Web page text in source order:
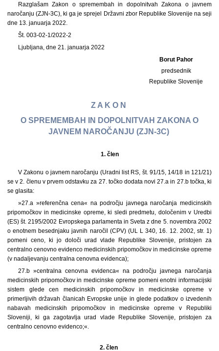
Razglašam Zakon o spremembah in dopolnitvah Zakona o javnem
naročanju (ZJN-3C), ki ga je sprejel Državni zbor Republike Slovenije na seji
dne 13. januarja 2022.
Št. 003-02-1/2022-2
Ljubljana, dne 21. januarja 2022
Borut Pahor
predsednik
Republike Slovenije
Z A K O N
O SPREMEMBAH IN DOPOLNITVAH ZAKONA O
JAVNEM NAROČANJU (ZJN-3C)
1. člen
V Zakonu o javnem naročanju (Uradni list RS, št. 91/15, 14/18 in 121/21)
se v 2. členu v prvem odstavku za 27. točko dodata novi 27.a in 27.b točka, ki
se glasita:
»27.a »referenčna cena« na področju javnega naročanja medicinskih
pripomočkov in medicinske opreme, ki sledi predmetu, določenim v Uredbi
(ES) št. 2195/2002 Evropskega parlamenta in Sveta z dne 5. novembra 2002
o enotnem besednjaku javnih naročil (CPV) (UL L 340, 16. 12. 2002, str. 1)
pomeni ceno, ki jo določi urad vlade Republike Slovenije, pristojen za
centralno cenovno evidenco medicinskih pripomočkov in medicinske opreme
(v nadaljevanju centralna cenovna evidenca);
27.b »centralna cenovna evidenca« na področju javnega naročanja
medicinskih pripomočkov in medicinske opreme pomeni enotni informacijski
sistem glede cen medicinskih pripomočkov in medicinske opreme v
primerljivih državah članicah Evropske unije in glede podatkov o izvedenih
nabavah medicinskih pripomočkov in medicinske opreme v Republiki
Sloveniji, ki ga zagotavlja urad vlade Republike Slovenije, pristojen za
centralno cenovno evidenco;«.
2. člen